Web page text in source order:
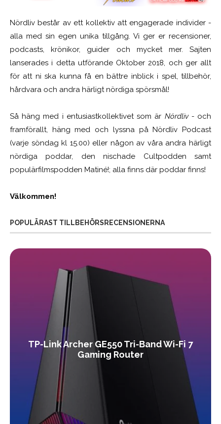
Nördliv består av ett kollektiv att engagerade individer -
alla med sin egen unika tillgång. Vi ger er recensioner,
podcasts, krönikor, guider och mycket mer. Sajten
lanserades i detta utförande Oktober 2018, och ger allt
för att ni ska kunna få en bättre inblick i spel, tillbehör,
hårdvara och andra härligt nördiga spörsmål!
Så häng med i entusiastkollektivet som är Nördliv- och
framförallt, häng med och lyssna på Nördliv Podcast
(varje söndag kl 15.00) eller någon av våra andra härligt
nördiga poddar, den nischade Cultpodden samt
populärfilmspodden Matiné!; alla finns där poddar finns!
Välkommen!
POPULÄRAST TILLBEHÖRSRECENSIONERNA
TP-Link Archer GE550 Tri-Band Wi-Fi 7
Gaming Router